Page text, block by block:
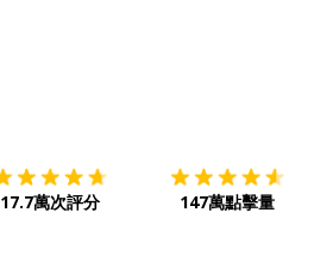
17.7萬次評分 147萬點擊量